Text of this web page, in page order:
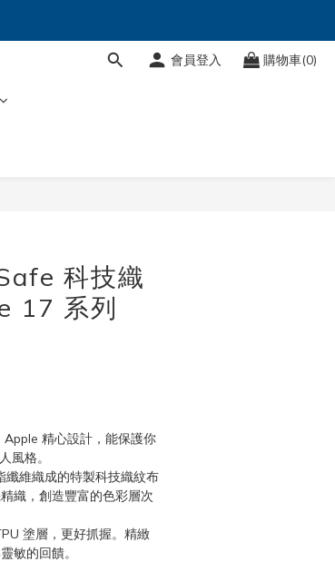
會員登入 購物車(0)
科技織
17 系列
精心設計，能保護你
風格。
維織成的特製科技織紋布
織，創造豐富的色彩層次
塗層，更好抓握。精緻
敏的回饋。